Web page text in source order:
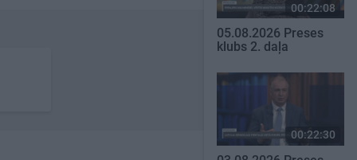
00:22:08
05.08.2026 Preses
klubs 2. daļa
00:22:30